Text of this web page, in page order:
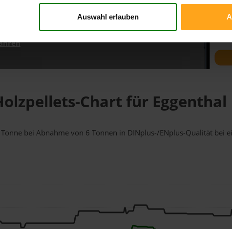
Auswahl erlauben
Chart für Eggenthal
bei Abnahmevon 6 Tonnen in DINplus-/ENplus-Qualität bei